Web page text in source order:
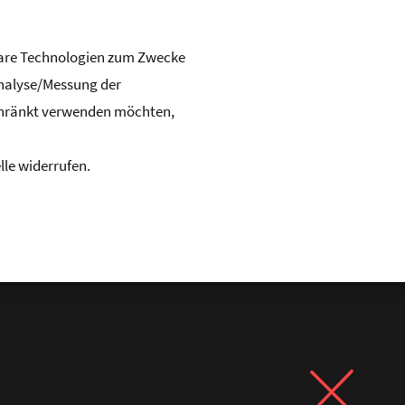
Technologien zum Zwecke
Messung der
verwenden möchten,
widerrufen.